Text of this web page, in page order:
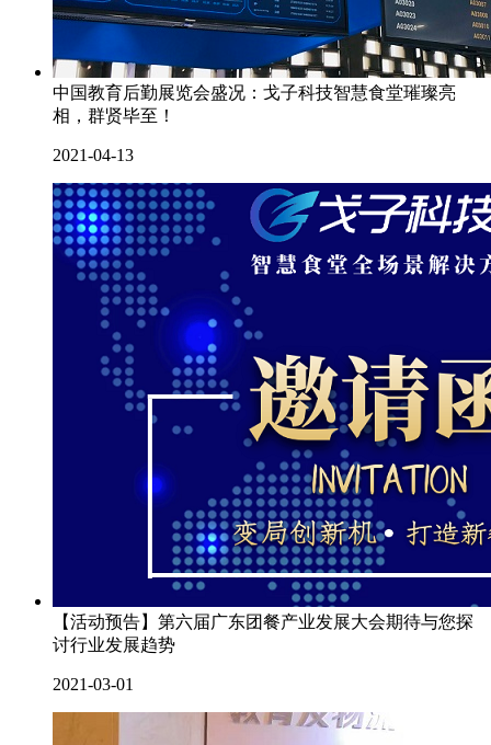
中国教育后勤展览会盛况：戈子科技智慧食堂璀璨亮
相，群贤毕至！
2021-04-13
【活动预告】第六届广东团餐产业发展大会期待与您探
讨行业发展趋势
2021-03-01